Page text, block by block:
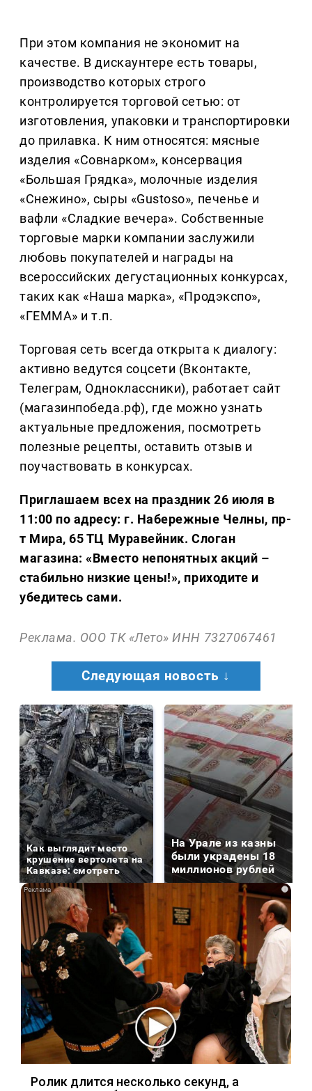
При этом компания не экономит на
качестве. В дискаунтере есть товары,
производство которых строго
контролируется торговой сетью: от
изготовления, упаковки и транспортировки
до прилавка. К ним относятся: мясные
изделия «Совнарком», консервация
«Большая Грядка», молочные изделия
«Снежино», сыры «Gustoso», печенье и
вафли «Сладкие вечера». Собственные
торговые марки компании заслужили
любовь покупателей и награды на
всероссийских дегустационных конкурсах,
таких как «Наша марка», «Продэкспо»,
«ГЕММА» и т.п.
Торговая сеть всегда открыта к диалогу:
активно ведутся соцсети (Вконтакте,
Телеграм, Одноклассники), работает сайт
(магазинпобеда.рф), где можно узнать
актуальные предложения, посмотреть
полезные рецепты, оставить отзыв и
поучаствовать в конкурсах.
Приглашаем всех на праздник 26 июля в
11:00 по адресу: г. Набережные Челны, пр-
т Мира, 65 ТЦ Муравейник. Слоган
магазина: «Вместо непонятных акций –
стабильно низкие цены!», приходите и
убедитесь сами.
Реклама. ООО ТК «Лето» ИНН 7327067461
Следующая новость ↓
Как выглядит место
крушение вертолета на
Кавказе: смотреть
На Урале из казны
были украдены 18
миллионов рублей
i
Ролик длится несколько секунд, а